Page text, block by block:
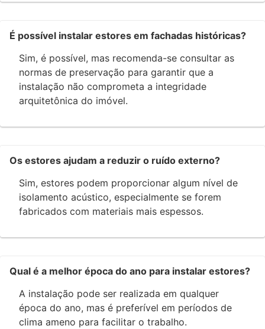
É possível instalar estores em fachadas históricas?
Sim, é possível, mas recomenda-se consultar as
normas de preservação para garantir que a
instalação não comprometa a integridade
arquitetônica do imóvel.
Os estores ajudam a reduzir o ruído externo?
Sim, estores podem proporcionar algum nível de
isolamento acústico, especialmente se forem
fabricados com materiais mais espessos.
Qual é a melhor época do ano para instalar estores?
A instalação pode ser realizada em qualquer
época do ano, mas é preferível em períodos de
clima ameno para facilitar o trabalho.